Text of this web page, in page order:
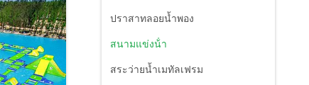
ปราสาทลอยน้ำพอง
สนามแข่งน้ํา
สระว่ายน้ำเมทัลเฟรม